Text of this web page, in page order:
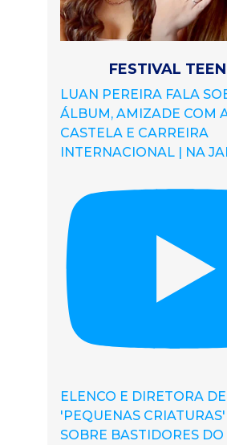
FESTIVAL
LUAN PEREIRA FALA
ÁLBUM, AMIZADE COM
CASTELA E CARREIRA
INTERNACIONAL | NA
ELENCO E DIRETORA DE
'PEQUENAS
SOBRE BASTIDORES